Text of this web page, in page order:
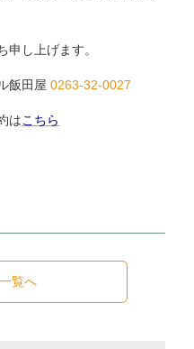
し上げます。
飯田屋 0263-32-0027
はこちら
覧へ